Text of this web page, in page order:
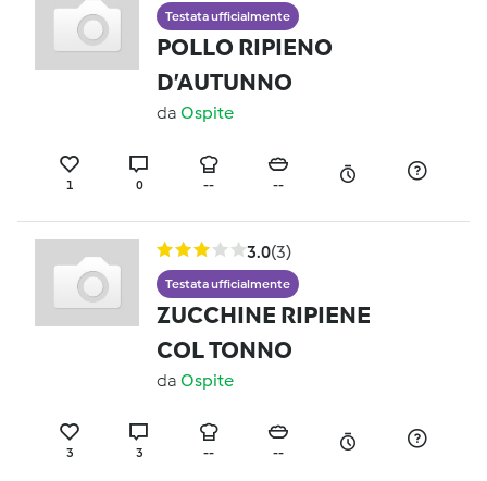
Testata ufficialmente
POLLO RIPIENO
D’AUTUNNO
da Ospite
1 0 -- --
3.0(3)
Testata ufficialmente
ZUCCHINE RIPIENE
COL TONNO
da Ospite
3 3 -- --